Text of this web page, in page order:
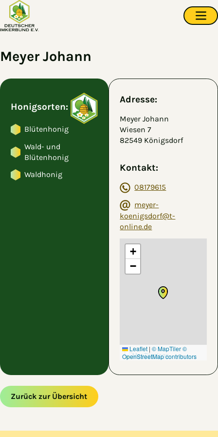
Zum Hauptinhalt springen
Meyer Johann
Honigsorten:
Blütenhonig
Wald- und
Blütenhonig
Waldhonig
Adresse:
Meyer Johann
Wiesen 7
82549 Königsdorf
Kontakt:
08179615
meyer-
koenigsdorf@t-
online.de
+
−
Leaflet | © MapTiler©
OpenStreetMap contributors
Zurück zur Übersicht